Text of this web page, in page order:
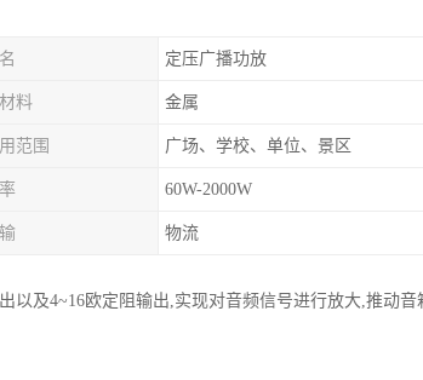
定压广播功放
料 金属
范围 广场、学校、单位、景区
60W-2000W
物流
以及4~16欧定阻输出,实现对音频信号进行放大,推动音